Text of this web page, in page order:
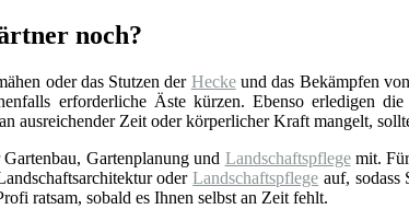
noch?
oder das Stutzen der Heckeund das Bekämpfen
erforderliche Äste kürzen. Ebenso erledigen
ausreichender Zeit oder körperlicher Kraft mangelt,
Gartenplanung und Landschaftspflegemit. Für
oderLandschaftspflege auf, sodass
ratsam, sobald es Ihnen selbst an Zeit fehlt.